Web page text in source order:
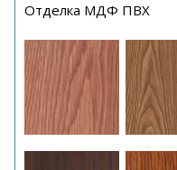
Отделка МДФ ПВХ